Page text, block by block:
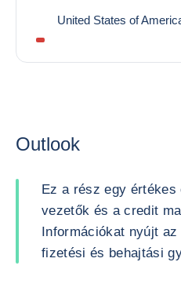
United States of
Outlook
Ez a rész egy értékes
vezetők és a credit
Információkat nyújt
fizetési és behajtási